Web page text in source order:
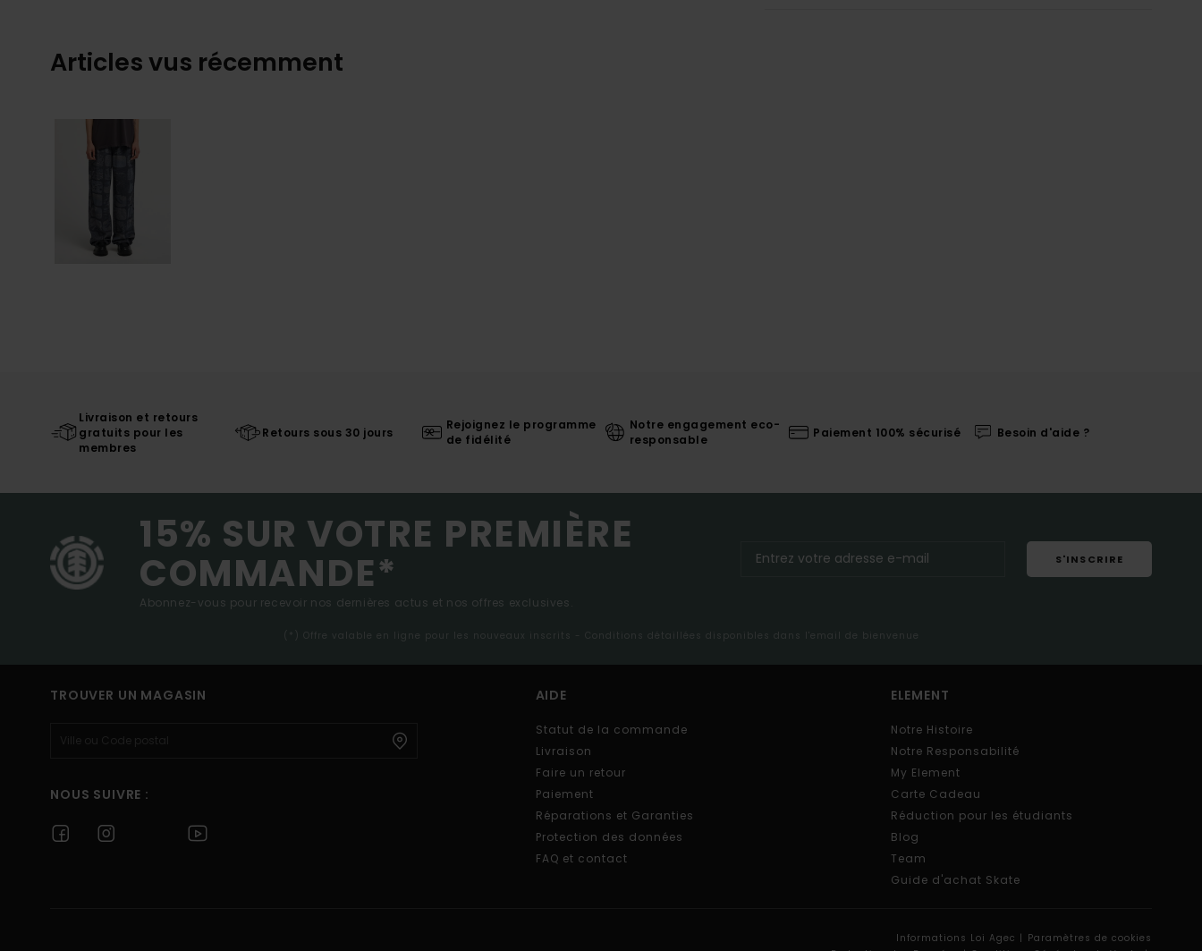
Articles vus récemment
Livraison et retours
gratuits pour les
membres
Retours sous 30 jours
Rejoignez le programme
de fidélité
Notre engagement eco-
responsable
Paiement 100% sécurisé Besoin d'aide ?
15% SUR VOTRE PREMIÈRE
COMMANDE*
Abonnez-vous pour recevoir nos dernières actus et nos offres exclusives.
S'INSCRIRE
(*) Offre valable en ligne pour les nouveaux inscrits - Conditions détaillées disponibles dans l'email de bienvenue
TROUVER UN MAGASIN
NOUS SUIVRE :
AIDE
Statut de la commande
Livraison
Faire un retour
Paiement
Réparations et Garanties
Protection des données
FAQ et contact
ELEMENT
Notre Histoire
Notre Responsabilité
My Element
Carte Cadeau
Réduction pour les étudiants
Blog
Team
Guide d'achat Skate
Informations Loi Agec | Paramètres de cookies